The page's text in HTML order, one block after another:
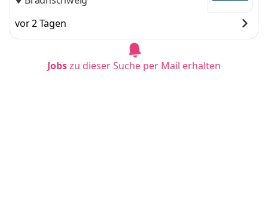
vor 2 Tagen
Jobszu dieser Suche per Mail erhalten